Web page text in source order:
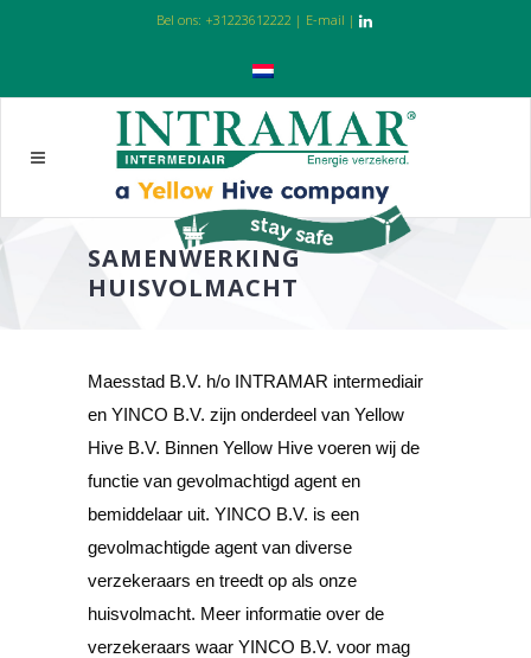
Bel ons: +31223612222 | E-mail |
SAMENWERKING
HUISVOLMACHT
Maesstad B.V. h/o INTRAMAR intermediair
en YINCO B.V. zijn onderdeel van Yellow
Hive B.V. Binnen Yellow Hive voeren wij de
functie van gevolmachtigd agent en
bemiddelaar uit. YINCO B.V. is een
gevolmachtigde agent van diverse
verzekeraars en treedt op als onze
huisvolmacht. Meer informatie over de
verzekeraars waar YINCO B.V. voor mag